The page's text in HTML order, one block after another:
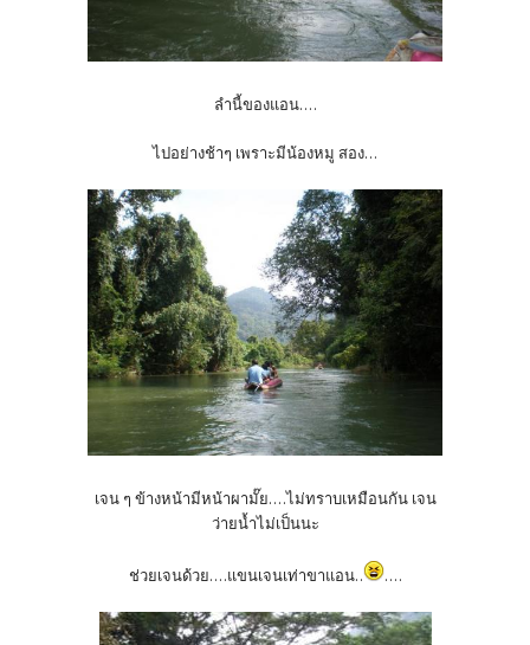
ลำนี้ของแอน....
ไปอย่างช้าๆ เพราะมีน้องหมู สอง...
เจน ๆ ข้างหน้ามีหน้าผามั๊ย....ไม่ทราบเหมือนกัน เจน
ว่ายน้ำไม่เป็นนะ
ช่วยเจนด้วย....แขนเจนเท่าขาแอน.. ....